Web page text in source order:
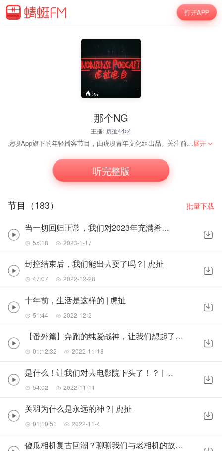
打开APP
25
那个NG
主播: 虎扯44c4
虎嗅App旗下的年轻播客节目，由虎嗅青年文化组出品。关注前沿年轻文化、生活方式、消费潮流，每周由3-4位主播就热门话题进行讨论，根据不同内容，我们还会邀请不同行业专家、红人和有意思的年轻人做嘉宾。展开
听完整版
节目（183） 批量下载
当一切回归正常，我们对2023年充满希望 | 虎扯
55:18 2023-1-17
封控结束后，我们能出去耍了吗？| 虎扯
47:07 2022-12-28
十年前，生活是这样的 | 虎扯
51:44 2022-12-2
【番外篇】奔跑的纯爱战神，让我们想起了没有结果的爱恋 | 虎扯
01:12:32 2022-11-18
是什么！让我们对去电影院下头了！？ | 虎扯
54:02 2022-11-11
关羽为什么是永远的神？| 虎扯
01:10:51 2022-11-4
傻瓜相机复古回潮？聊聊我们与老相机的故事！| 虎扯